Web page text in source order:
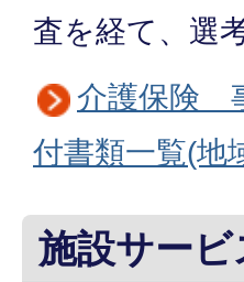
査を経て、選
介護保険
付書類一覧(地
施設サービ